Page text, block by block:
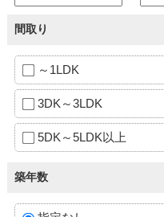
間取り
～1LDK
3DK～3LDK
5DK～5LDK以上
築年数